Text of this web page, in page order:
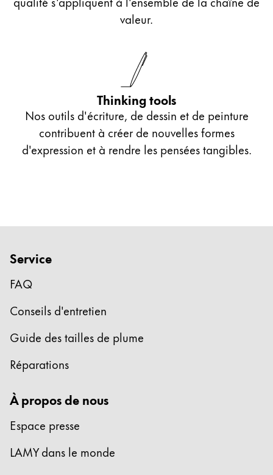
valeur.
Thinking tools
Nos outils d'écriture, de dessin et de peinture
contribuent à créer de nouvelles formes
d'expression et à rendre les pensées tangibles.
Service
FAQ
Conseils d'entretien
Guide des tailles de plume
Réparations
À propos de nous
Espace presse
LAMY dans le monde